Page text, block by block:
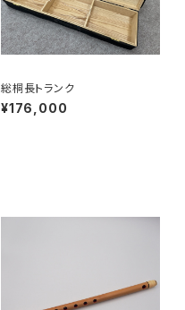
総桐長トランク
¥176,000